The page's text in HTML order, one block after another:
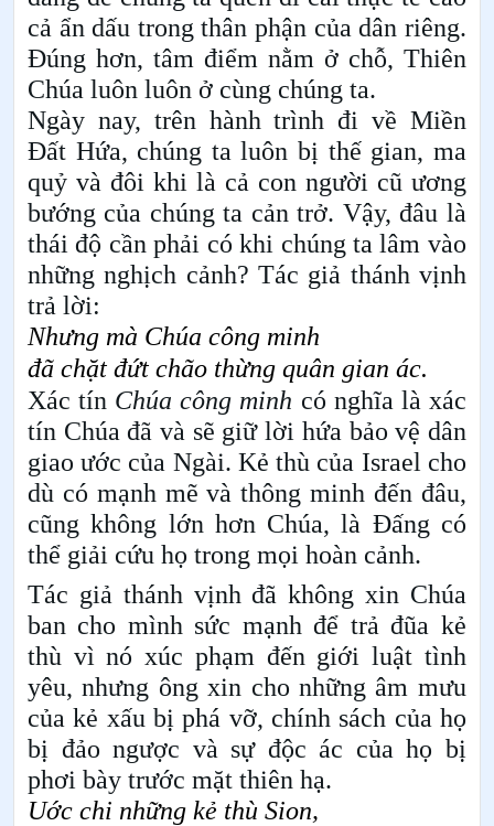
cả ẩn dấu trong thân phận của dân riêng.
Đúng hơn, tâm điểm nằm ở chỗ, Thiên
Chúa luôn luôn ở cùng chúng ta.
Ngày nay, trên hành trình đi về Miền
Đất Hứa, chúng ta luôn bị thế gian, ma
quỷ và đôi khi là cả con người cũ ương
bướng của chúng ta cản trở. Vậy, đâu là
thái độ cần phải có khi chúng ta lâm vào
những nghịch cảnh? Tác giả thánh vịnh
trả lời:
Nhưng mà Chúa công minh
đã chặt đứt chão thừng quân gian ác.
Xác tín Chúa công minh có nghĩa là xác
tín Chúa đã và sẽ giữlời hứa bảo vệ dân
giao ước của Ngài. Kẻ thù của Israel cho
dù có mạnh mẽ và thông minh đến đâu,
cũng không lớn hơn Chúa, là Đấng có
thể giải cứu họ trong mọi hoàn cảnh.
Tác giả thánh vịnh đã không xin Chúa
ban cho mình sức mạnh để trả đũa kẻ
thù vì nó xúc phạm đến giới luật tình
yêu, nhưng ông xin cho những âm mưu
của kẻ xấu bị phá vỡ, chính sách của họ
bị đảo ngược và sự độc ác của họ bị
phơi bày trước mặt thiên hạ.
Uớc chi những kẻ thù Sion,